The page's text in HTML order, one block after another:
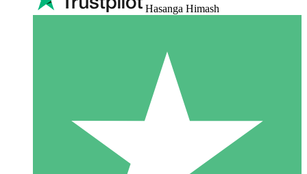
Hasanga Himash